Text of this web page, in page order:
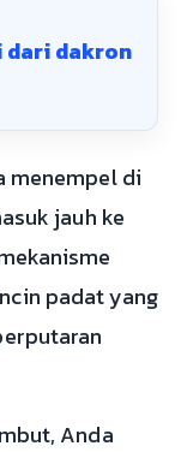
dari dakron
menempel di
jauh ke
padat yang
Anda